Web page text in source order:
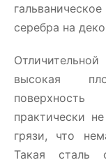
серебра на
высокая
практически
грязи, что
Такая сталь